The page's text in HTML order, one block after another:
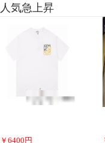
人気急上昇
￥ 6400 円